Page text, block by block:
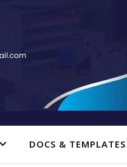
DOCS & TEMPLATES